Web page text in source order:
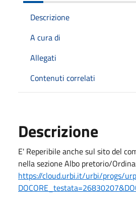
Descrizione
A cura di
Allegati
Contenuti correlati
Descrizione
E' Reperibile anche sul sito del
nella sezione Albo pretorio/
https://cloud.urbi.it/urbi/progs/